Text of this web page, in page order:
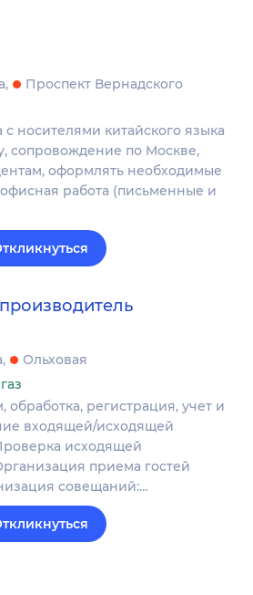
Проспект Вернадского
носителями китайского языка
сопровождение по Москве,
оформлять необходимые
работа (письменные и
Ольховая
регистрация, учет и
входящей/исходящей
исходящей
приема гостей
совещаний:…